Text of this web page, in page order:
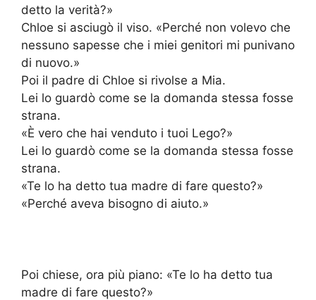
detto la verità?»
Chloe si asciugò il viso. «Perché non volevo che
nessuno sapesse che i miei genitori mi punivano
di nuovo.»
Poi il padre di Chloe si rivolse a Mia.
Lei lo guardò come se la domanda stessa fosse
strana.
«È vero che hai venduto i tuoi Lego?»
Lei lo guardò come se la domanda stessa fosse
strana.
«Te lo ha detto tua madre di fare questo?»
«Perché aveva bisogno di aiuto.»
Poi chiese, ora più piano: «Te lo ha detto tua
madre di fare questo?»